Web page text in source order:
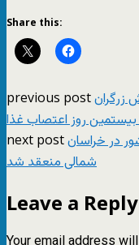
Share this:
previous post
روز اعتصاب غذا
next postدر خراسان
شمالی منعقد شد
Leave a Reply